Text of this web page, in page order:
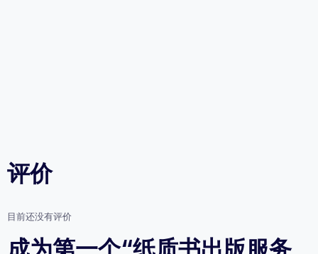
评价
目前还没有评价